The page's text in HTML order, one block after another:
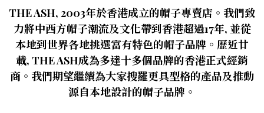
THE ASH, 2003年於香港成立的帽子專賣店 。我們致
力將中西方帽子潮流及文化帶到香港超過17年, 並從
本地到世界各地挑選富有特色的帽子品牌。歷近廿
載, THE ASH成為多達十多個品牌的香港正式經銷
商。我們期望繼續為大家搜羅更具型格的產品及推動
源自本地設計的帽子品牌。